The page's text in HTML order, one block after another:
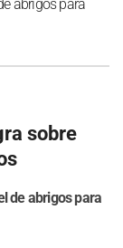
abrigos para
sobre
de abrigos para